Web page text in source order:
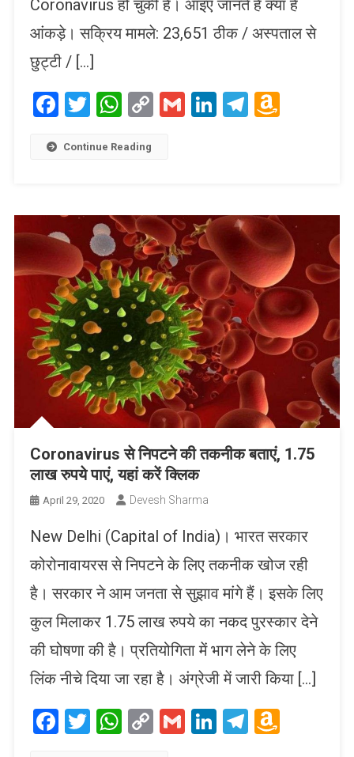
Coronavirus हो चुकी है। आइए जानते हैं क्या हैं
आंकड़े। सक्रिय मामले: 23,651 ठीक / अस्पताल से
छुट्टी / […]
Facebook
Twitter
WhatsApp
CopyGmailLinkedIn
Telegram
Continue Reading
Coronavirus से निपटने की तकनीक बताएं, 1.75
लाख रुपये पाएं, यहां करें क्लिक
April 29, 2020 Devesh Sharma
New Delhi (Capital of India)। भारत सरकार
कोरोनावायरस से निपटने के लिए तकनीक खोज रही
है। सरकार ने आम जनता से सुझाव मांगे हैं। इसके लिए
कुल मिलाकर 1.75 लाख रुपये का नकद पुरस्कार देने
की घोषणा की है। प्रतियोगिता में भाग लेने के लिए
लिंक नीचे दिया जा रहा है। अंग्रेजी में जारी किया […]
Facebook
Twitter
WhatsApp
CopyGmailLinkedIn
Telegram